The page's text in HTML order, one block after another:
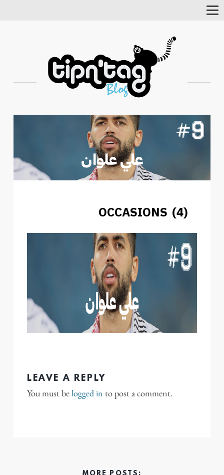
Toggle
OCCASIONS (4)
LEAVE A REPLY
You must belogged in to post a comment.